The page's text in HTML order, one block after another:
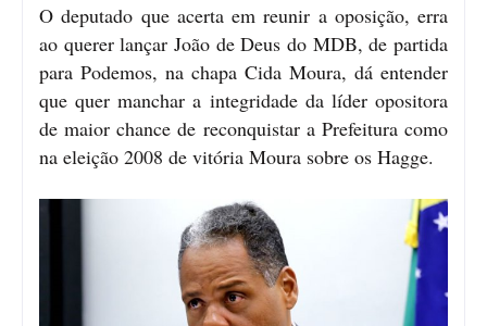
O deputado que acerta em reunir a oposição, erra
ao querer lançar João de Deus do MDB, de partida
para Podemos, na chapa Cida Moura, dá entender
que quer manchar a integridade da líder opositora
de maior chance de reconquistar a Prefeitura como
na eleição 2008 de vitória Moura sobre os Hagge.